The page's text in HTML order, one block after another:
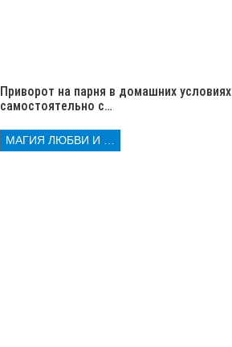
Приворот на парня в домашних условиях
самостоятельно с…